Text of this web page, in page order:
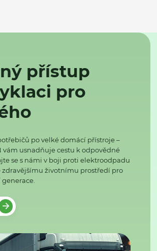
přístup
pro
po velké domácí přístroje –
vám usnadňuje cestu k odpovědné
se s námi v boji proti elektroodpadu
zdravějšímu životnímu prostředí pro